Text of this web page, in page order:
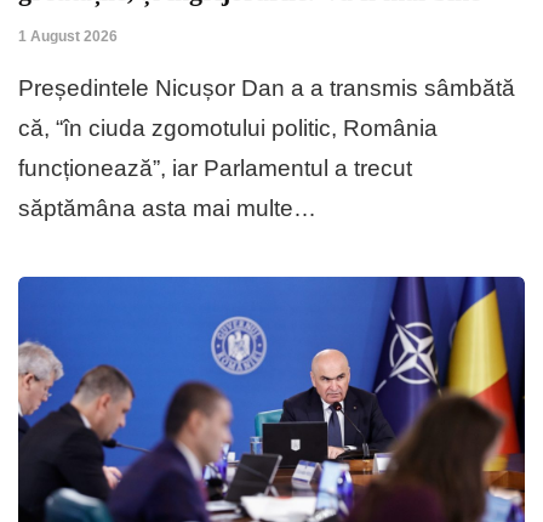
1 August 2026
Președintele Nicușor Dan a a transmis sâmbătă
că, “în ciuda zgomotului politic, România
funcționează”, iar Parlamentul a trecut
săptămâna asta mai multe…